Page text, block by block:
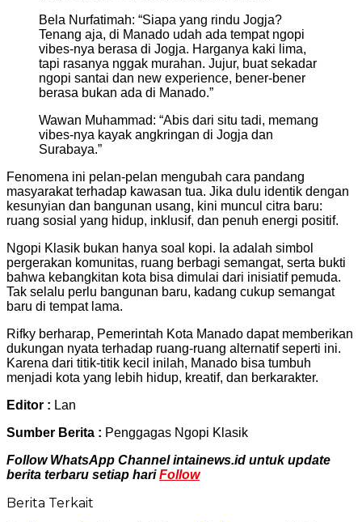
Bela Nurfatimah: “Siapa yang rindu Jogja?
Tenang aja, di Manado udah ada tempat ngopi
vibes-nya berasa di Jogja. Harganya kaki lima,
tapi rasanya nggak murahan. Jujur, buat sekadar
ngopi santai dan new experience, bener-bener
berasa bukan ada di Manado.”
Wawan Muhammad: “Abis dari situ tadi, memang
vibes-nya kayak angkringan di Jogja dan
Surabaya.”
Fenomena ini pelan-pelan mengubah cara pandang
masyarakat terhadap kawasan tua. Jika dulu identik dengan
kesunyian dan bangunan usang, kini muncul citra baru:
ruang sosial yang hidup, inklusif, dan penuh energi positif.
Ngopi Klasik bukan hanya soal kopi. Ia adalah simbol
pergerakan komunitas, ruang berbagi semangat, serta bukti
bahwa kebangkitan kota bisa dimulai dari inisiatif pemuda.
Tak selalu perlu bangunan baru, kadang cukup semangat
baru di tempat lama.
Rifky berharap, Pemerintah Kota Manado dapat memberikan
dukungan nyata terhadap ruang-ruang alternatif seperti ini.
Karena dari titik-titik kecil inilah, Manado bisa tumbuh
menjadi kota yang lebih hidup, kreatif, dan berkarakter.
Editor : Lan
Sumber Berita : Penggagas Ngopi Klasik
Follow WhatsApp Channel intainews.id untuk update
berita terbaru setiap hariFollow
Berita Terkait